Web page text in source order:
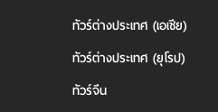
ทัวร์ต่างประเทศ (เอเชีย)
ทัวร์ต่างประเทศ (ยุโรป)
ทัวร์จีน